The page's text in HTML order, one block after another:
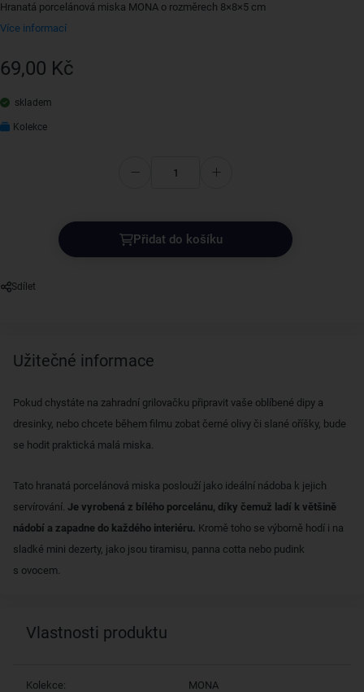
Hranatá porcelánová miska MONA o rozměrech 8×8×5 cm
Více informací
69,00 Kč
skladem
Kolekce
Přidat do košíku
Sdílet
Užitečné informace
Pokud chystáte na zahradní grilovačku připravit vaše oblíbené dipy a
dresinky, nebo chcete během filmu zobat černé olivy či slané oříšky, bude
se hodit praktická malá miska.
Tato hranatá porcelánová miska poslouží jako ideální nádoba k jejich
servírování. Je vyrobená z bílého porcelánu, díky čemuž ladí k většině
nádobí a zapadne do každého interiéru. Kromě toho se výborně hodí i na
sladké mini dezerty, jako jsou tiramisu, panna cotta nebo pudink
s ovocem.
Vlastnosti produktu
Kolekce: MONA